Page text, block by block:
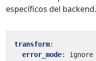
específicos del backend.
transform:
error_mode: ignore